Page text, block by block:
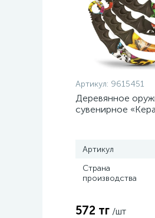
Артикул: 9615451
Деревянное
сувенирное
Артикул
Страна
производства
572 тг /шт